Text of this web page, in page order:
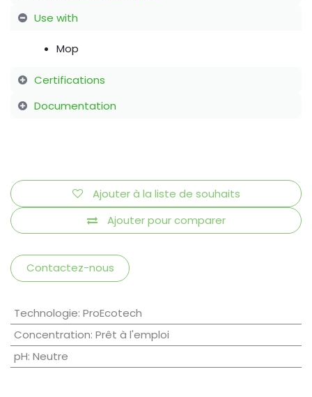
Use with
Mop
Certifications
Documentation
Ajouter pour comparer
Ajouter à la liste de souhaits
Contactez-nous
Technologie: ProEcotech
Concentration: Prêt à l'emploi
pH: Neutre